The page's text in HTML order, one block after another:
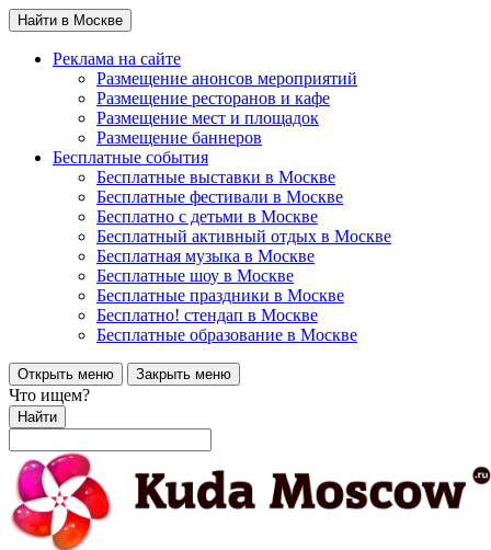
Найти в Москве
Реклама на сайте
Размещение анонсов мероприятий
Размещение ресторанов и кафе
Размещение мест и площадок
Размещение баннеров
Бесплатные события
Бесплатные выставки в Москве
Бесплатные фестивали в Москве
Бесплатно с детьми в Москве
Бесплатный активный отдых в Москве
Бесплатная музыка в Москве
Бесплатные шоу в Москве
Бесплатные праздники в Москве
Бесплатно! стендап в Москве
Бесплатные образование в Москве
Открыть меню Закрыть меню
Что ищем?
Найти